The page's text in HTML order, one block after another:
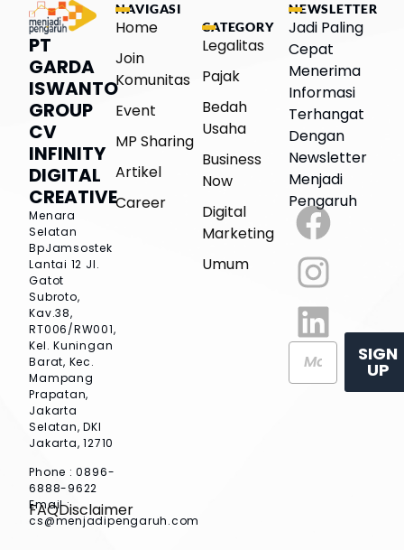
PT
GARDA
ISWANTO
GROUP
CV
INFINITY
DIGITAL
CREATIVE
Menara
Selatan
BpJamsostek
Lantai 12 Jl.
Gatot
Subroto,
Kav.38,
RT006/RW001,
Kel. Kuningan
Barat, Kec.
Mampang
Prapatan,
Jakarta
Selatan, DKI
Jakarta, 12710
Phone : 0896-
6888-9622
Email :
cs@menjadipengaruh.com
NAVIGASI
Home
Join
Komunitas
Event
MP Sharing
Artikel
Career
CATEGORY
Legalitas
Pajak
Bedah
Usaha
Business
Now
Digital
Marketing
Umum
NEWSLETTER
Jadi Paling
Cepat
Menerima
Informasi
Terhangat
Dengan
Newsletter
Menjadi
Pengaruh
SIGN
UP
FAQDisclaimer